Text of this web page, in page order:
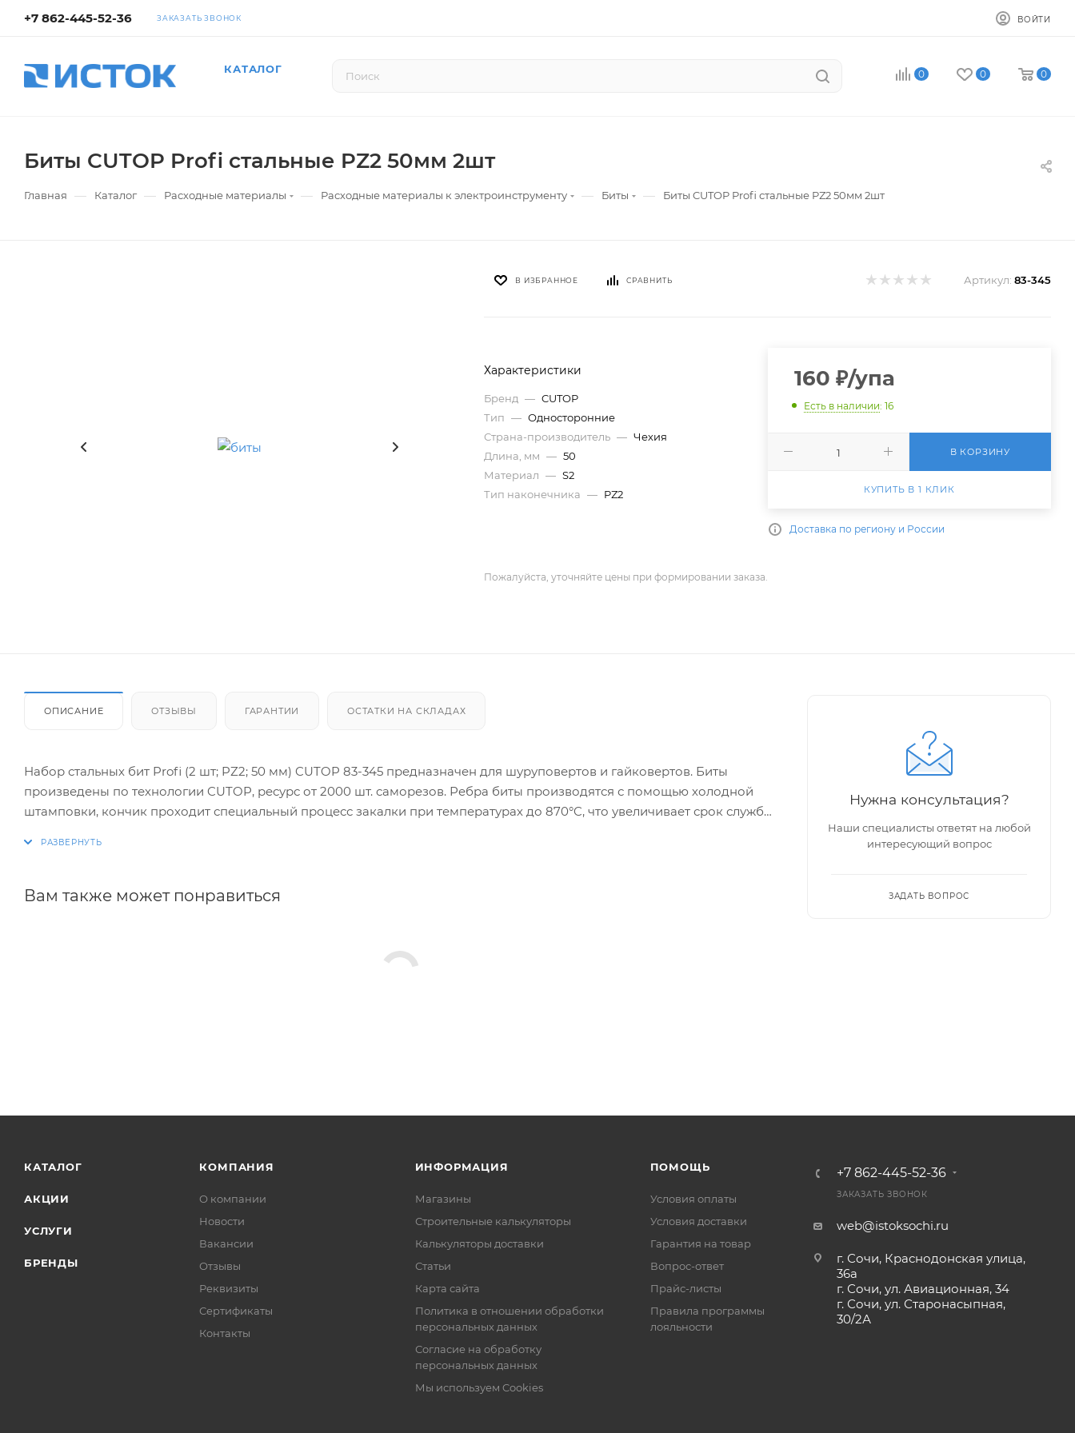
+7 862-445-52-36 ЗАКАЗАТЬ ЗВОНОК ВОЙТИ
КАТАЛОГ 0 0 0
Биты CUTOP Profi стальные PZ2 50мм 2шт
Главная — Каталог — Расходные материалы — Расходные материалы к электроинструменту — Биты — Биты CUTOP Profi стальные PZ2 50мм 2шт
В ИЗБРАННОЕ СРАВНИТЬ Артикул: 83-345
Характеристики
Бренд — CUTOP
Тип — Односторонние
Страна-производитель — Чехия
Длина, мм — 50
Материал — S2
Тип наконечника — PZ2
160 ₽/упа
Есть в наличии: 16
В КОРЗИНУ
КУПИТЬ В 1 КЛИК
Доставка по региону и России
Пожалуйста, уточняйте цены при формировании заказа.
ОПИСАНИЕ ОТЗЫВЫ ГАРАНТИИ ОСТАТКИ НА СКЛАДАХ
Набор стальных бит Profi (2 шт; PZ2; 50 мм) CUTOP 83-345 предназначен для шуруповертов и гайковертов. Биты
произведены по технологии CUTOP, ресурс от 2000 шт. саморезов. Ребра биты производятся с помощью холодной
штамповки, кончик проходит специальный процесс закалки при температурах до 870°C, что увеличивает срок службы
Вам также может понравиться
Нужна консультация?
Наши специалисты ответят на любой
интересующий вопрос
ЗАДАТЬ ВОПРОС
КАТАЛОГ
АКЦИИ
УСЛУГИ
БРЕНДЫ
КОМПАНИЯ
О компании
Новости
Вакансии
Отзывы
Реквизиты
Сертификаты
Контакты
ИНФОРМАЦИЯ
Магазины
Строительные калькуляторы
Калькуляторы доставки
Статьи
Карта сайта
Политика в отношении обработки
персональных данных
Согласие на обработку
персональных данных
Мы используем Cookies
ПОМОЩЬ
Условия оплаты
Условия доставки
Гарантия на товар
Вопрос-ответ
Прайс-листы
Правила программы
лояльности
+7 862-445-52-36
ЗАКАЗАТЬ ЗВОНОК
web@istoksochi.ru
г. Сочи, Краснодонская улица,
36а
г. Сочи, ул. Авиационная, 34
г. Сочи, ул. Старонасыпная,
30/2А